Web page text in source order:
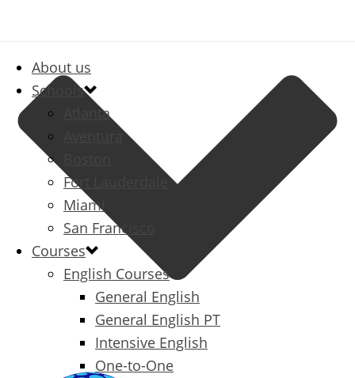
About us
Schools
Atlanta
Aventura
Fort Lauderdale
Miami
San Francisco
Courses
English Courses
General English
General English PT
Intensive English
One-to-One